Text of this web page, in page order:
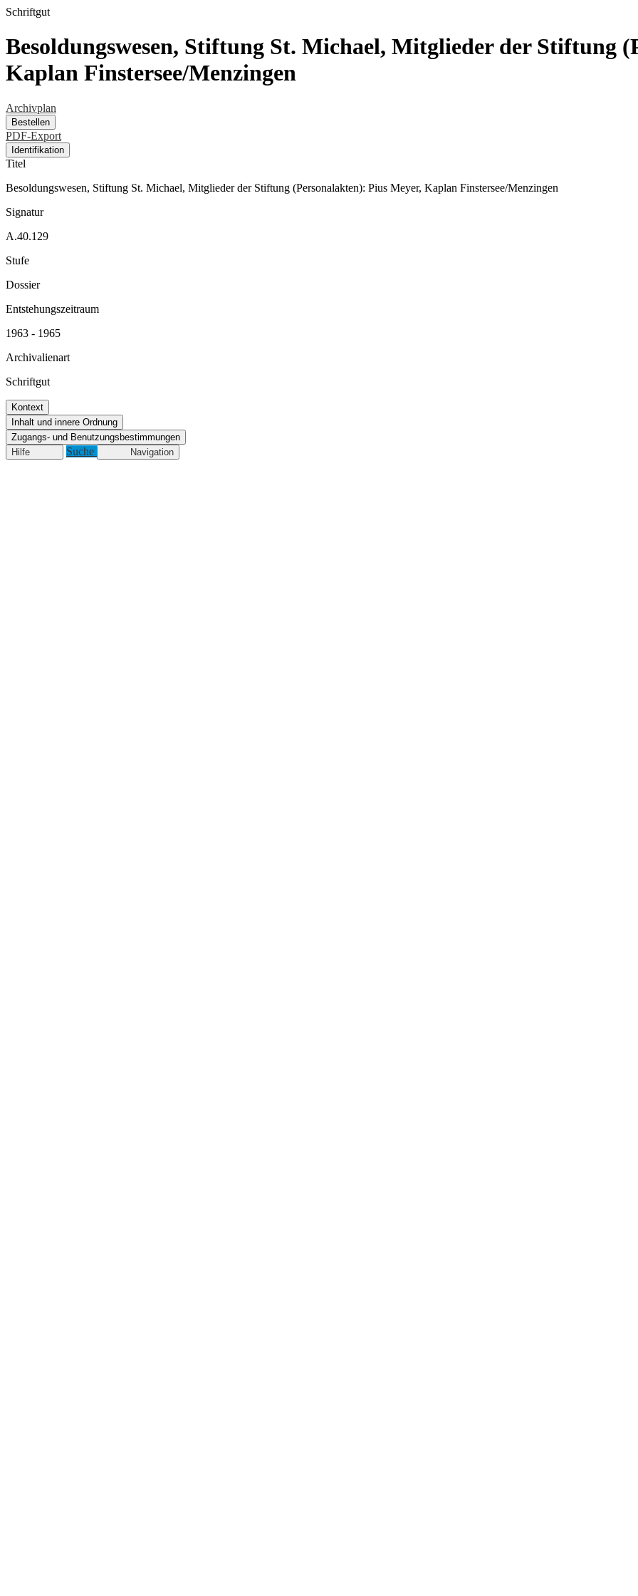
Schriftgut
Besoldungswesen, Stiftung St. Michael, Mitglieder der Stiftung
Kaplan Finstersee/Menzingen
Archivplan
Bestellen
PDF-Export
Identifikation
Titel
Besoldungswesen, Stiftung St. Michael, Mitglieder der Stiftung (Personalakten): Pius Meyer, Kaplan Finstersee/Menzingen
Signatur
A.40.129
Stufe
Dossier
Entstehungszeitraum
1963 - 1965
Archivalienart
Schriftgut
Kontext
Inhalt und innere Ordnung
Zugangs- und Benutzungsbestimmungen
Hilfe
Suche Navigation